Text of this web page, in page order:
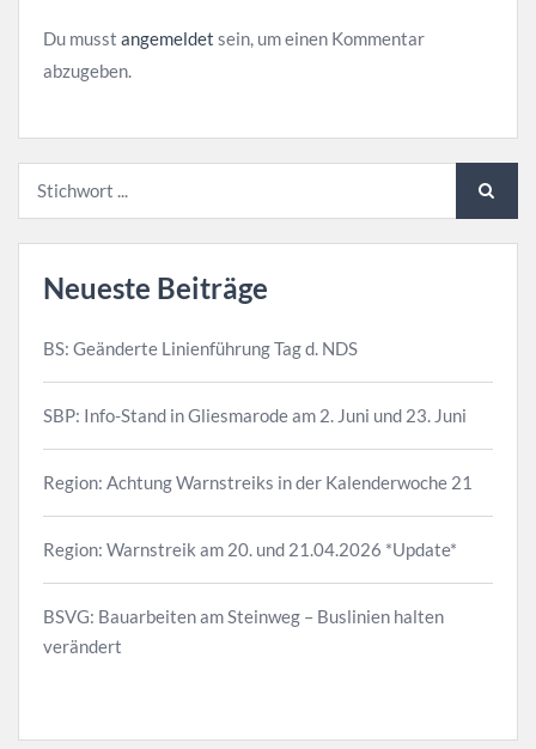
Du musst angemeldet sein, um einen Kommentar
abzugeben.
Neueste Beiträge
BS: Geänderte Linienführung Tag d. NDS
SBP: Info-Stand in Gliesmarode am 2. Juni und 23. Juni
Region: Achtung Warnstreiks in der Kalenderwoche 21
Region: Warnstreik am 20. und 21.04.2026 *Update*
BSVG: Bauarbeiten am Steinweg – Buslinien halten
verändert